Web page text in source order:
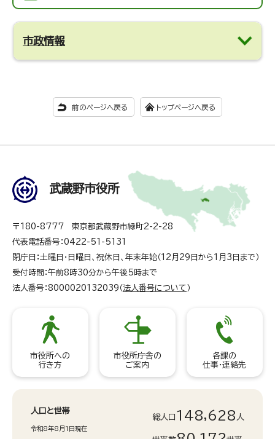
市政情報
前のページへ戻る トップページへ戻る
武蔵野市役所
〒180-8777 東京都武蔵野市緑町2-2-28
代表電話番号：0422-51-5131
閉庁日：土曜日・日曜日、祝休日、年末年始（12月29日から1月3日まで）
受付時間：午前8時30分から午後5時まで
法人番号：8000020132039（ 法人番号について ）
市役所への
行き方
市役所庁舎の
ご案内
各課の
仕事・連絡先
人口と世帯
令和8年8月1日現在
総人口 148,628 人